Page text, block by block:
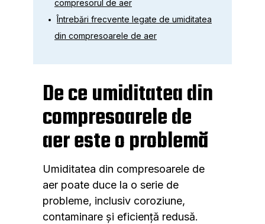
compresorul de aer
Întrebări frecvente legate de umiditatea
din compresoarele de aer
De ce umiditatea din
compresoarele de
aer este o problemă
Umiditatea din compresoarele de
aer poate duce la o serie de
probleme, inclusiv coroziune,
contaminare și eficiență redusă.